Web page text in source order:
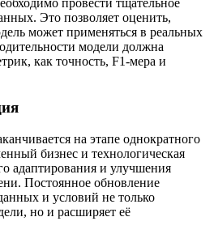
провести тщательное
Это позволяет оценить,
может применяться в реальных
модели должна
как точность, F1-мера и
на этапе однократного
бизнес и технологическая
адаптирования и улучшения
Постоянное обновление
и условий не только
но и расширяет её